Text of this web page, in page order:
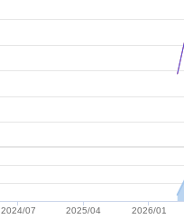
25/11/28 26/03/28
2024/07 2025/04 2026/01